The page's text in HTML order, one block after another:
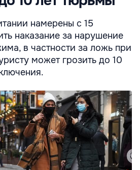
намерены с 15
наказание за нарушение
в частности за ложь при
может грозить до 10